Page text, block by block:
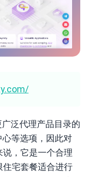
泛代理产品目录的
等选项，因此对
，它是一个合理
宅套餐适合进行